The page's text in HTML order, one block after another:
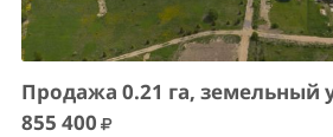
Продажа 0.21 га, земельный
855 400